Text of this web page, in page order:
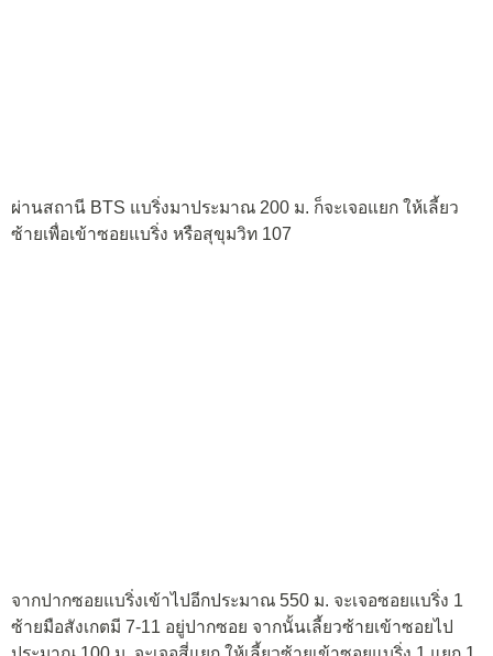
ผ่านสถานี BTS แบริ่งมาประมาณ 200 ม. ก็จะเจอแยก ให้เลี้ยว
ซ้ายเพื่อเข้าซอยแบริ่ง หรือสุขุมวิท 107
จากปากซอยแบริ่งเข้าไปอีกประมาณ 550 ม. จะเจอซอยแบริ่ง 1
ซ้ายมือสังเกตมี 7-11 อยู่ปากซอย จากนั้นเลี้ยวซ้ายเข้าซอยไป